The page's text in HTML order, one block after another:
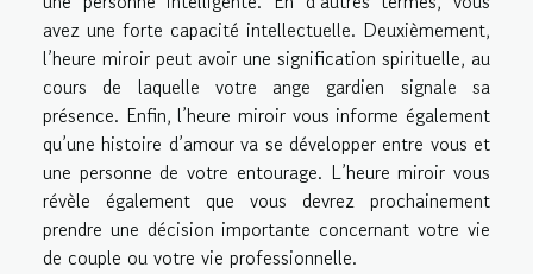
avez une forte capacité intellectuelle. Deuxièmement,
l’heure miroir peut avoir une signification spirituelle, au
cours de laquelle votre ange gardien signale sa
présence. Enfin, l’heure miroir vous informe également
qu’une histoire d’amour va se développer entre vous et
une personne de votre entourage. L’heure miroir vous
révèle également que vous devrez prochainement
prendre une décision importante concernant votre vie
de couple ou votre vie professionnelle.